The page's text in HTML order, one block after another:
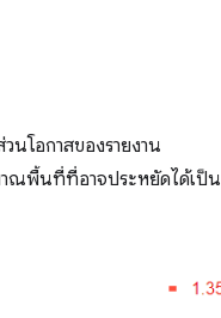
นโอกาสของรายงาน
ณพื้นที่ที่อาจประหยัดได้เป็น